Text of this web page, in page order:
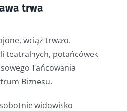
trwa
wciąż trwało.
teatralnych, potańcówek
Tańcowania
Biznesu.
widowisko